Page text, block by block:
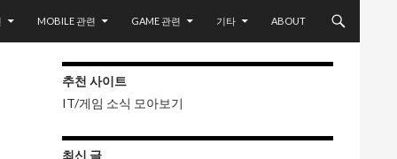
MOBILE 관련 GAME 관련 기타 ABOUT
추천 사이트
IT/게임 소식 모아보기
최신 글